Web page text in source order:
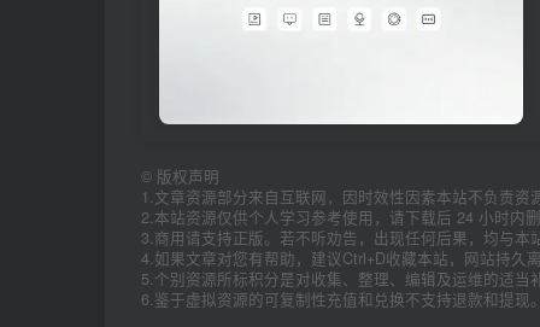
© 版权声明
1.文章资源部分来自互联网，因时效性因素本站不负责资
2.本站资源仅供个人学习参考使用，请下载后 24 小时内
3.商用请支持正版。若不听劝告，出现任何后果，均与本
4.如果文章对您有帮助，建议Ctrl+D收藏本站，网站持久
5.个别资源所标积分是对收集、整理、编辑及运维的适
6.鉴于虚拟资源的可复制性充值和兑换不支持退款和提现